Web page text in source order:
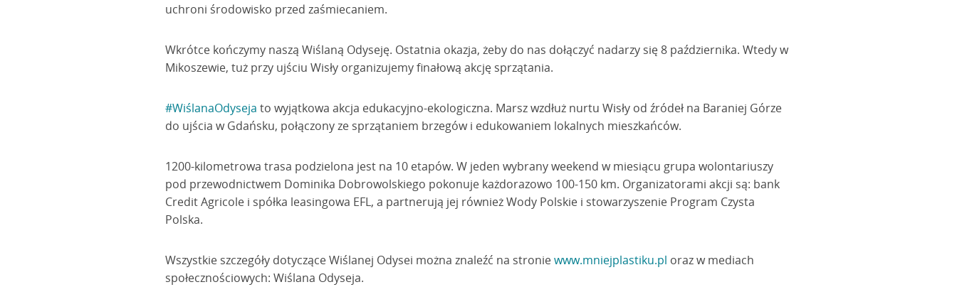
uchroni środowisko przed zaśmiecaniem.
Wkrótce kończymy naszą Wiślaną Odyseję. Ostatnia okazja, żeby do nas dołączyć nadarzy się 8 października. Wtedy w
Mikoszewie, tuż przy ujściu Wisły organizujemy finałową akcję sprzątania.
#WiślanaOdyseja to wyjątkowa akcja edukacyjno-ekologiczna. Marsz wzdłuż nurtu Wisły od źródeł na Baraniej Górze
do ujścia w Gdańsku, połączony ze sprzątaniem brzegów i edukowaniem lokalnych mieszkańców.
1200-kilometrowa trasa podzielona jest na 10 etapów. W jeden wybrany weekend w miesiącu grupa wolontariuszy
pod przewodnictwem Dominika Dobrowolskiego pokonuje każdorazowo 100-150 km. Organizatorami akcji są: bank
Credit Agricole i spółka leasingowa EFL, a partnerują jej również Wody Polskie i stowarzyszenie Program Czysta
Polska.
Wszystkie szczegóły dotyczące Wiślanej Odysei można znaleźć na stroniewww.mniejplastiku.pl oraz w mediach
społecznościowych: Wiślana Odyseja.